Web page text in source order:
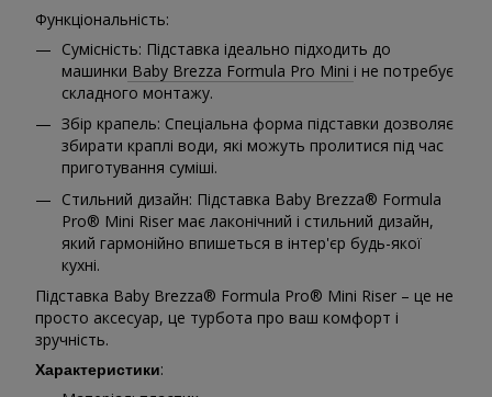
Функціональність:
Сумісність: Підставка ідеально підходить до
машинки Baby Brezza Formula Pro Mini і не потребує
складного монтажу.
Збір крапель: Спеціальна форма підставки дозволяє
збирати краплі води, які можуть пролитися під час
приготування суміші.
Стильний дизайн: Підставка Baby Brezza® Formula
Pro® Mini Riser має лаконічний і стильний дизайн,
який гармонійно впишеться в інтер'єр будь-якої
кухні.
Підставка Baby Brezza® Formula Pro® Mini Riser – це не
просто аксесуар, це турбота про ваш комфорт і
зручність.
Характеристики: